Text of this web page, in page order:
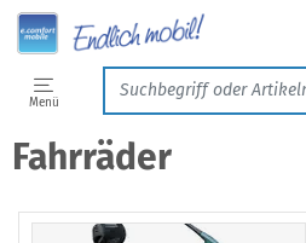
Menü
Fahrräder